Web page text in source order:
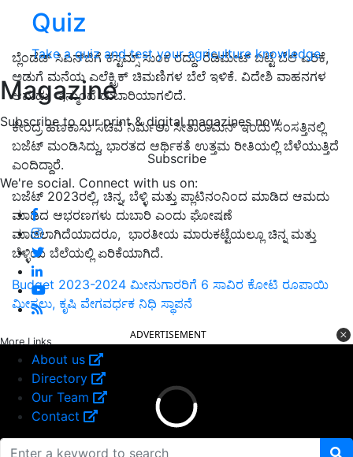
Quiz
Take a quiz and test your agriculture knowledge
Magazine
Subscribe to our print & digital magazines now
Subscribe
We're social. Connect with us on:
More Links
About us
Directory
Our Team
Contact
ಬ್ಲೆಂಡೆಡ್ ಸಿಎನ್‌ಜಿಗೆ ಕಸ್ಟಮ್ಸ್ ಸುಂಕ ರದ್ದು. ರೆಡಿಮೇಟ್ ಬಟ್ಟೆ ಬೆಲೆ ಏರಿಕೆ,
ಅಡುಗೆ ಮನೆಯ ಎಲೆಕ್ಟ್ರಿಕ್ ಚಿಮಣಿಗಳ ಬೆಲೆ ಇಳಿಕೆ. ವಿದೇಶಿ ವಾಹನಗಳ
ಆಮದು ಇನ್ಮುಂದೆ ದುಬಾರಿಯಾಗಲಿದೆ.
ಕೇಂದ್ರ ಹಣಕಾಸು ಸಚಿವೆ ನಿರ್ಮಲಾ ಸೀತಾರಾಮನ್ ಇಂದು ಸಂಸತ್ತಿನಲ್ಲಿ
ಬಜೆಟ್ ಮಂಡಿಸಿದ್ದು, ಭಾರತದ ಆರ್ಥಿಕತೆ ಉತ್ತಮ ರೀತಿಯಲ್ಲಿ ಬೆಳೆಯುತ್ತಿದೆ
ಎಂದಿದ್ದಾರೆ.
ಬಜೆಟ್ 2023ರಲ್ಲಿ, ಚಿನ್ನ, ಬೆಳ್ಳಿ ಮತ್ತು ಪ್ಲಾಟಿನಂನಿಂದ ಮಾಡಿದ ಆಮದು
ಮಾಡಿದ ಆಭರಣಗಳು ದುಬಾರಿ ಎಂದು ಘೋಷಣೆ
ಮಾಡಲಾಗಿದೆಯಾದರೂ, ಭಾರತೀಯ ಮಾರುಕಟ್ಟೆಯಲ್ಲೂ ಚಿನ್ನ ಮತ್ತು
ಬೆಳ್ಳಿಯ ಬೆಲೆಯಲ್ಲಿ ಏರಿಕೆಯಾಗಿದೆ.
Budget 2023-2024 ಮೀನುಗಾರರಿಗೆ 6 ಸಾವಿರ ಕೋಟಿ ರೂಪಾಯಿ
ಮೀಸಲು, ಕೃಷಿ ವೇಗವರ್ಧಕ ನಿಧಿ ಸ್ಥಾಪನೆ
ADVERTISEMENT